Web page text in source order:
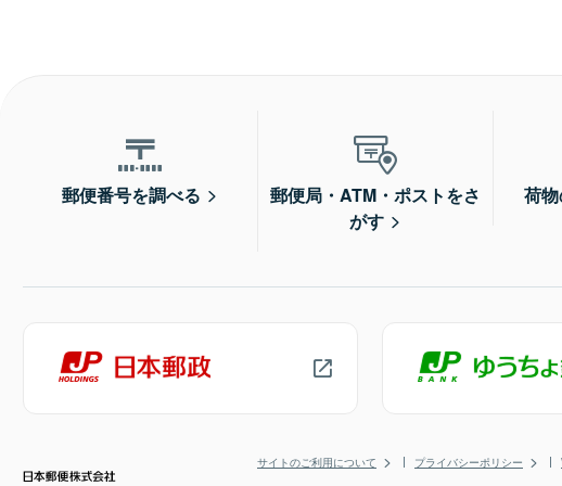
郵便番号を調べる
郵便局・ATM・ポストをさ
がす
荷
サイトのご利用について プライバシーポリシー